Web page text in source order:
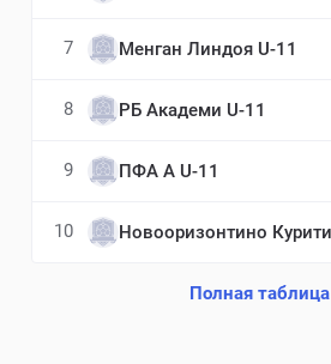
7 Менган Линдоя U-11
8 РБ Академи U-11
9 ПФА А U-11
10
Полная таблица